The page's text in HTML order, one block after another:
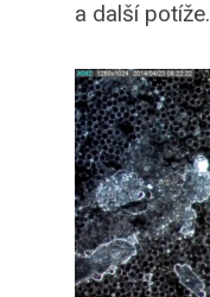
a další potíže.